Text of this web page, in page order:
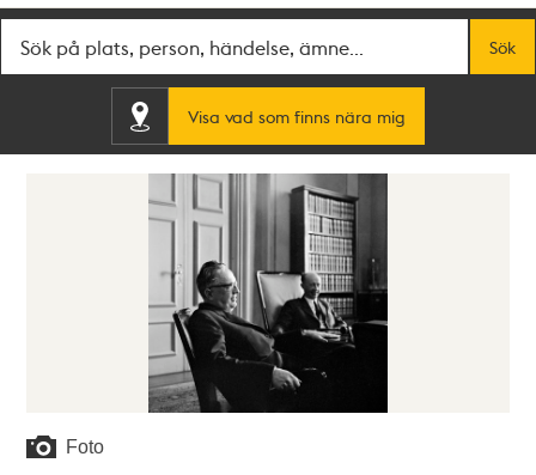
Sök
Visa vad som finns nära mig
Foto